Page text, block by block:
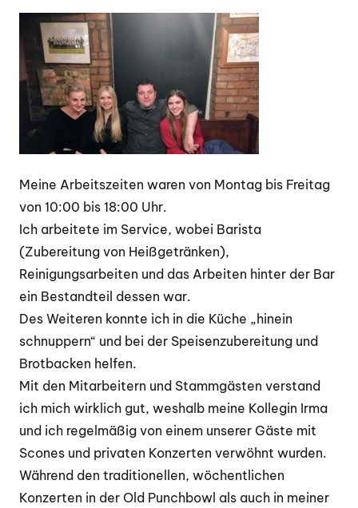
Meine Arbeitszeiten waren von Montag bis Freitag
von 10:00 bis 18:00 Uhr.
Ich arbeitete im Service, wobei Barista
(Zubereitung von Heißgetränken),
Reinigungsarbeiten und das Arbeiten hinter der Bar
ein Bestandteil dessen war.
Des Weiteren konnte ich in die Küche „hinein
schnuppern“ und bei der Speisenzubereitung und
Brotbacken helfen.
Mit den Mitarbeitern und Stammgästen verstand
ich mich wirklich gut, weshalb meine Kollegin Irma
und ich regelmäßig von einem unserer Gäste mit
Scones und privaten Konzerten verwöhnt wurden.
Während den traditionellen, wöchentlichen
Konzerten in der Old Punchbowl als auch in meiner